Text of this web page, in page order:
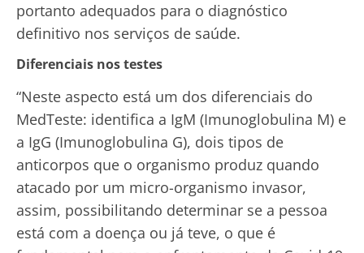
portanto adequados para o diagnóstico
definitivo nos serviços de saúde.
Diferenciais nos testes
“Neste aspecto está um dos diferenciais do
MedTeste: identifica a IgM (Imunoglobulina M) e
a IgG (Imunoglobulina G), dois tipos de
anticorpos que o organismo produz quando
atacado por um micro-organismo invasor,
assim, possibilitando determinar se a pessoa
está com a doença ou já teve, o que é